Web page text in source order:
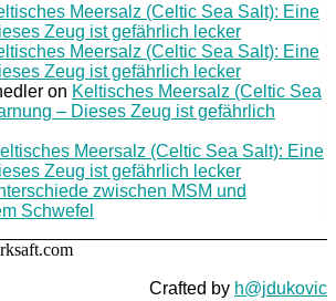
Meersalz (Celtic Sea Salt): Eine
Zeug ist gefährlich lecker
Meersalz (Celtic Sea Salt): Eine
Zeug ist gefährlich lecker
on Keltisches Meersalz (Celtic Sea
– Dieses Zeug ist gefährlich
Meersalz (Celtic Sea Salt): Eine
Zeug ist gefährlich lecker
zwischen MSM und
Schwefel
Crafted by h@jdukovic